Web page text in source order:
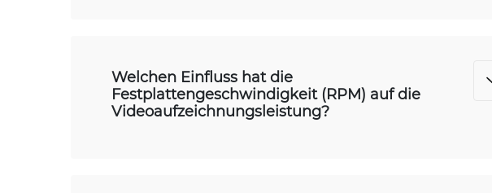
Welchen Einfluss hat die
Festplattengeschwindigkeit (RPM) auf die
Videoaufzeichnungsleistung?